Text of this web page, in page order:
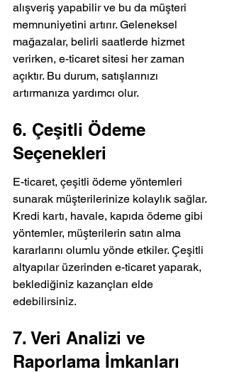
alışveriş yapabilir ve bu da müşteri
memnuniyetini artırır. Geleneksel
mağazalar, belirli saatlerde hizmet
verirken, e-ticaret sitesi her zaman
açıktır. Bu durum, satışlarınızı
artırmanıza yardımcı olur.
6. Çeşitli Ödeme
Seçenekleri
E-ticaret, çeşitli ödeme yöntemleri
sunarak müşterilerinize kolaylık sağlar.
Kredi kartı, havale, kapıda ödeme gibi
yöntemler, müşterilerin satın alma
kararlarını olumlu yönde etkiler. Çeşitli
altyapılar üzerinden e-ticaret yaparak,
beklediğiniz kazançları elde
edebilirsiniz.
7. Veri Analizi ve
Raporlama İmkanları